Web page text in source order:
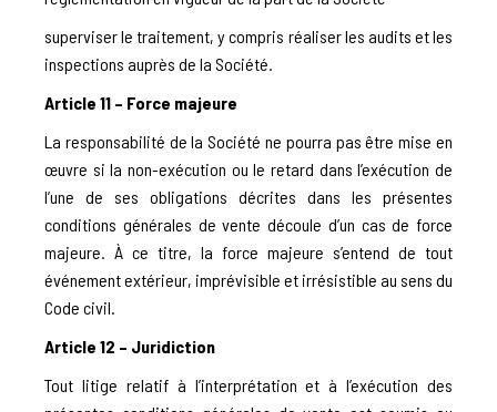
superviser le traitement, y compris réaliser les audits et les
inspections auprès de la Société.
Article 11 – Force majeure
La responsabilité de la Société ne pourra pas être mise en
œuvre si la non-exécution ou le retard dans l’exécution de
l’une de ses obligations décrites dans les présentes
conditions générales de vente découle d’un cas de force
majeure. À ce titre, la force majeure s’entend de tout
événement extérieur, imprévisible et irrésistible au sens du
Code civil.
Article 12 – Juridiction
Tout litige relatif à l’interprétation et à l’exécution des